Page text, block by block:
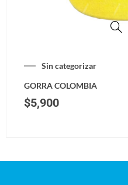
Sin categorizar
GORRA COLOMBIA
$5,900